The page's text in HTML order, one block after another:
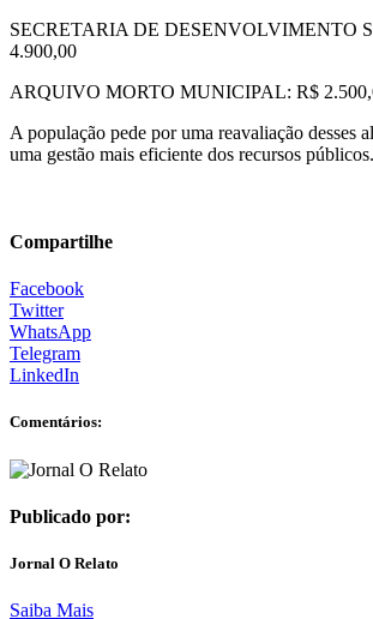
SECRETARIA DE DESENVOLVIMENTO
4.900,00
ARQUIVO MORTO MUNICIPAL: R$
A população pede por uma reavaliação desses
uma gestão mais eficiente dos recursos públicos.
Compartilhe
Facebook
Twitter
WhatsApp
Telegram
LinkedIn
Comentários:
Publicado por:
Jornal O Relato
Saiba Mais